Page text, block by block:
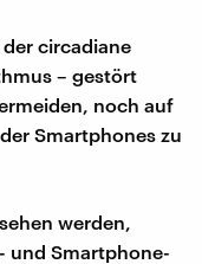
circadiane
– gestört
noch auf
Smartphones zu
werden,
und Smartphone-